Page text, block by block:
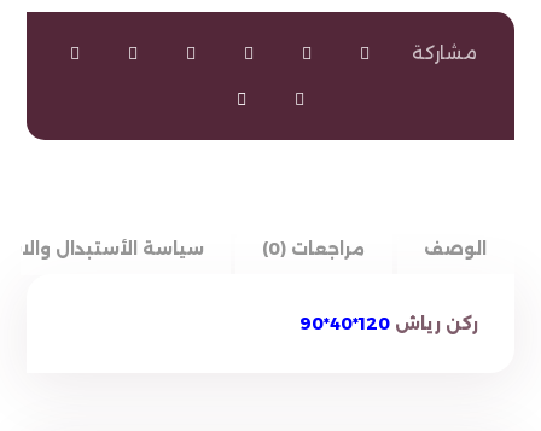
الوصف مراجعات (0) سياسة الأستبدال
ركن رياش 120*40*90